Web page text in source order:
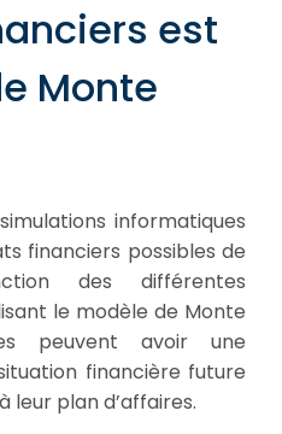
est
Monte
informatiques
financiers possibles de
des différentes
le modèle de Monte
peuvent avoir une
financière future
leur plan d’affaires.